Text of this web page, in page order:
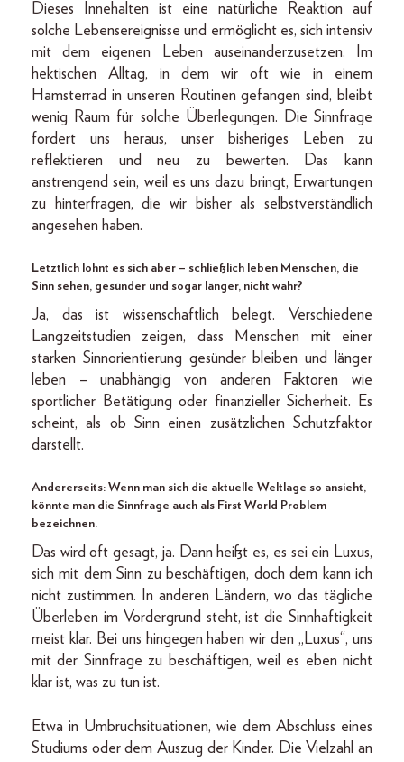
Dieses Innehalten ist eine natürliche Reaktion auf
solche Lebensereignisse und ermöglicht es, sich intensiv
mit dem eigenen Leben auseinanderzusetzen. Im
hektischen Alltag, in dem wir oft wie in einem
Hamsterrad in unseren Routinen gefangen sind, bleibt
wenig Raum für solche Überlegungen. Die Sinnfrage
fordert uns heraus, unser bisheriges Leben zu
reflektieren und neu zu bewerten. Das kann
anstrengend sein, weil es uns dazu bringt, Erwartungen
zu hinterfragen, die wir bisher als selbstverständlich
angesehen haben.
Letztlich lohnt es sich aber – schließlich leben Menschen, die
Sinn sehen, gesünder und sogar länger, nicht wahr?
Ja, das ist wissenschaftlich belegt. Verschiedene
Langzeitstudien zeigen, dass Menschen mit einer
starken Sinnorientierung gesünder bleiben und länger
leben – unabhängig von anderen Faktoren wie
sportlicher Betätigung oder finanzieller Sicherheit. Es
scheint, als ob Sinn einen zusätzlichen Schutzfaktor
darstellt.
Andererseits: Wenn man sich die aktuelle Weltlage so ansieht,
könnte man die Sinnfrage auch als First World Problem
bezeichnen.
Das wird oft gesagt, ja. Dann heißt es, es sei ein Luxus,
sich mit dem Sinn zu beschäftigen, doch dem kann ich
nicht zustimmen. In anderen Ländern, wo das tägliche
Überleben im Vordergrund steht, ist die Sinnhaftigkeit
meist klar. Bei uns hingegen haben wir den „Luxus“, uns
mit der Sinnfrage zu beschäftigen, weil es eben nicht
klar ist, was zu tun ist.
Etwa in Umbruchsituationen, wie dem Abschluss eines
Studiums oder dem Auszug der Kinder. Die Vielzahl an